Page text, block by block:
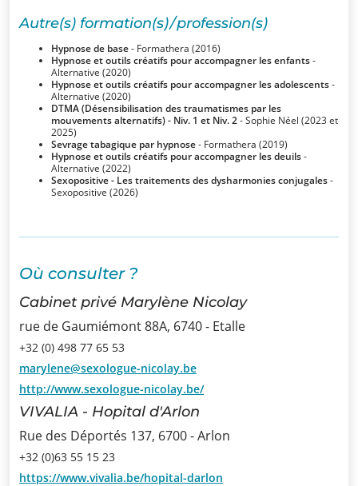
d’Ethique et de
Déontologique
Comité
Scientifique
Infos
Informations
Actualités
Formations
Offre
d’emploi/
Stage
Prix
Contact
Autre(s) formation(s) / profession(s)
Hypnose de base- Formathera (2016)
Hypnose et outils créatifs pour accompagner les enfants-
Alternative (2020)
Hypnose et outils créatifs pour accompagner les adolescents-
Alternative (2020)
DTMA (Désensibilisation des traumatismes par les
mouvements alternatifs) - Niv. 1 et Niv. 2- Sophie Néel (2023 et
2025)
Sevrage tabagique par hypnose- Formathera (2019)
Hypnose et outils créatifs pour accompagner les deuils-
Alternative (2022)
Sexopositive - Les traitements des dysharmonies conjugales-
Sexopositive (2026)
Où consulter ?
Cabinet privé Marylène Nicolay
rue de Gaumiémont 88A, 6740 - Etalle
+32 (0) 498 77 65 53
marylene@sexologue-nicolay.be
http://www.sexologue-nicolay.be/
VIVALIA - Hopital d'Arlon
Rue des Déportés 137, 6700 - Arlon
+32 (0)63 55 15 23
https://www.vivalia.be/hopital-darlon